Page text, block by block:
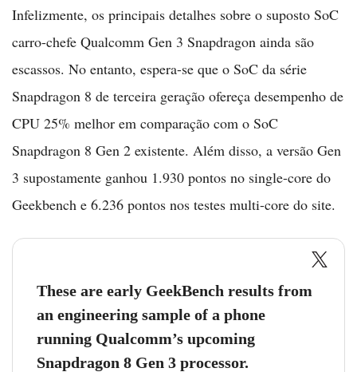
Infelizmente, os principais detalhes sobre o suposto SoC
carro-chefe Qualcomm Gen 3 Snapdragon ainda são
escassos. No entanto, espera-se que o SoC da série
Snapdragon 8 de terceira geração ofereça desempenho de
CPU 25% melhor em comparação com o SoC
Snapdragon 8 Gen 2 existente. Além disso, a versão Gen
3 supostamente ganhou 1.930 pontos no single-core do
Geekbench e 6.236 pontos nos testes multi-core do site.
These are early GeekBench results from
an engineering sample of a phone
running Qualcomm’s upcoming
Snapdragon 8 Gen 3 processor.